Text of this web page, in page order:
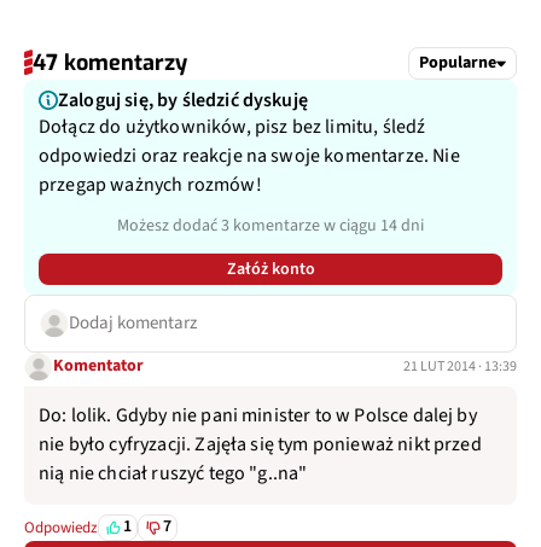
47 komentarzy Popularne
Zaloguj się, by śledzić dyskuję
Dołącz do użytkowników, pisz bez limitu, śledź
odpowiedzi oraz reakcje na swoje komentarze. Nie
przegap ważnych rozmów!
Możesz dodać 3 komentarze w ciągu 14 dni
Załóż konto
Dodaj komentarz
Komentator 21 LUT 2014 · 13:39
Do: lolik. Gdyby nie pani minister to w Polsce dalej by
nie było cyfryzacji. Zajęła się tym ponieważ nikt przed
nią nie chciał ruszyć tego "g..na"
Odpowiedz 1 7